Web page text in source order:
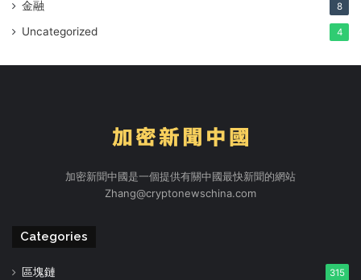
金融 8
Uncategorized 4
加密新聞中國是一個提供有關中國最快新聞的網站
Zhang@cryptonewschina.com
Categories
區塊鏈 315